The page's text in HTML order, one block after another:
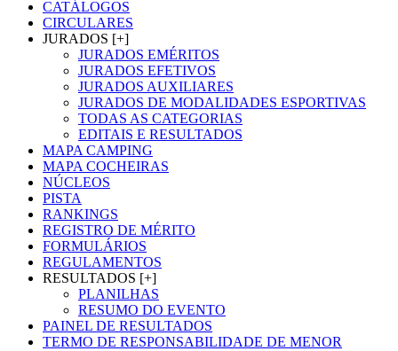
CATÁLOGOS
CIRCULARES
JURADOS [+]
JURADOS EMÉRITOS
JURADOS EFETIVOS
JURADOS AUXILIARES
JURADOS DE MODALIDADES ESPORTIVAS
TODAS AS CATEGORIAS
EDITAIS E RESULTADOS
MAPA CAMPING
MAPA COCHEIRAS
NÚCLEOS
PISTA
RANKINGS
REGISTRO DE MÉRITO
FORMULÁRIOS
REGULAMENTOS
RESULTADOS [+]
PLANILHAS
RESUMO DO EVENTO
PAINEL DE RESULTADOS
TERMO DE RESPONSABILIDADE DE MENOR